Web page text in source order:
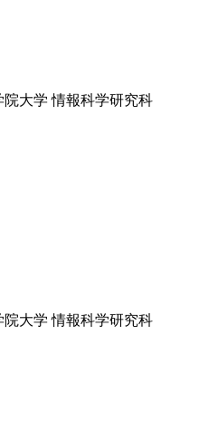
大学 情報科学研究科
大学 情報科学研究科